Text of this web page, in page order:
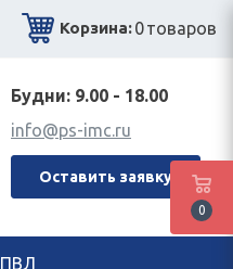
Корзина:0товаров
Будни: 9.00 - 18.00
info@ps-imc.ru
Оставить заявку
ПВЛ
0